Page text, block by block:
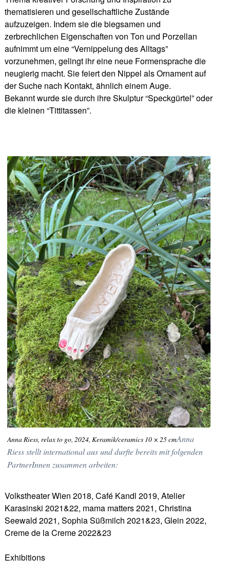
thematisieren und gesellschaftliche Zustände
aufzuzeigen. Indem sie die biegsamen und
zerbrechlichen Eigenschaften von Ton und Porzellan
aufnimmt um eine “Vernippelung des Alltags”
vorzunehmen, gelingt ihr eine neue Formensprache die
neugierig macht. Sie feiert den Nippel als Ornament auf
der Suche nach Kontakt, ähnlich einem Auge.
Bekannt wurde sie durch ihre Skulptur “Speckgürtel” oder
die kleinen “Tittitassen”.
Anna Riess, relax to go, 2024, Keramik/ceramics 10 × 25 cmAnna
Riess stellt international aus und durfte bereits mit folgenden
PartnerInnen zusammen arbeiten:
Volkstheater Wien 2018, Café Kandl 2019, Atelier
Karasinski 2021&22, mama matters 2021, Christina
Seewald 2021, Sophia Süßmilch 2021&23, Glein 2022,
Creme de la Creme 2022&23
Exhibitions